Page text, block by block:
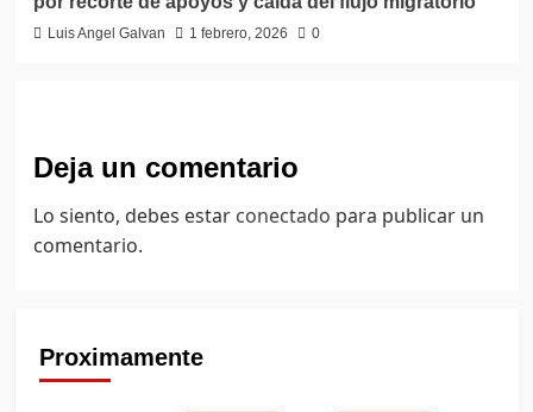
Luis Angel Galvan 1 febrero, 2026 0
Deja un comentario
Lo siento, debes estar conectado para publicar un
comentario.
Proximamente